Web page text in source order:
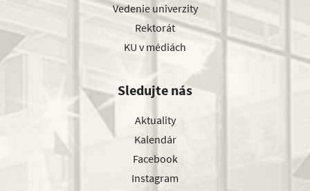
Vedenie univerzity
Rektorát
KU v médiách
Sledujte nás
Aktuality
Kalendár
Facebook
Instagram